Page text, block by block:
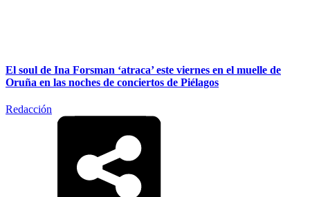
El soul de Ina Forsman ‘atraca’ este viernes en el muelle de
Oruña en las noches de conciertos de Piélagos
Redacción